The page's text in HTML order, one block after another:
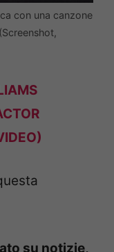
con una canzone
su notizie,